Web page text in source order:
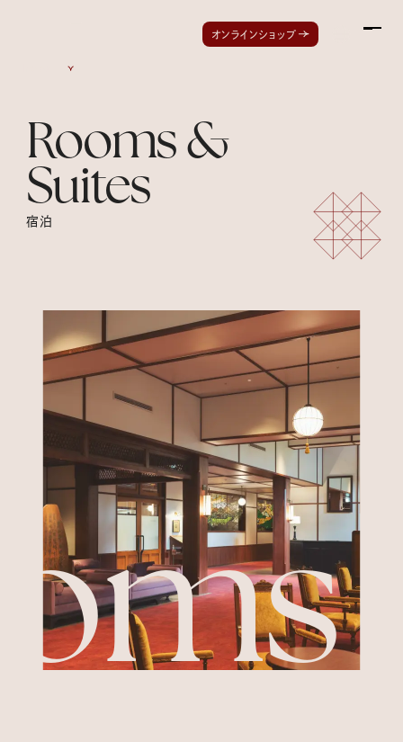
オンラインショップ Menu
Rooms &
Suites
宿泊